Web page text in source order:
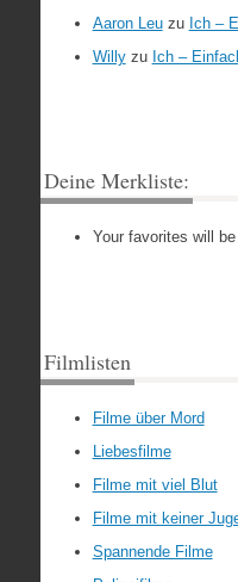
Aaron Leuzu Ich –
Willyzu Ich –
Deine Merkliste:
Your favorites will be
Filmlisten
Filme über Mord
Liebesfilme
Filme mit viel Blut
Filme mit keiner
Spannende Filme